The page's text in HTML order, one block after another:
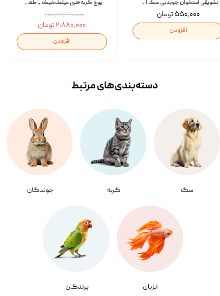
پوچ گربه فنبی میلک‌شیک با طعم مرغ Faenbei Cat Milk Shake Pouch بسته 12 عددی
۳,۴۲۰,۰۰۰ تومان
۲,۸۸۰,۰۰۰ تومان
افزودن
تشویقی استخوان جویدنی سگ اسنکی کرانچی با طعم مرغ Snacky Crunchy Munchy وزن 100 گرم
۵۵۰,۰۰۰ تومان
افزودن
سگ گربه جوندگان
آبزیان پرندگان
دسته‌بندی‌‌های مرتبط